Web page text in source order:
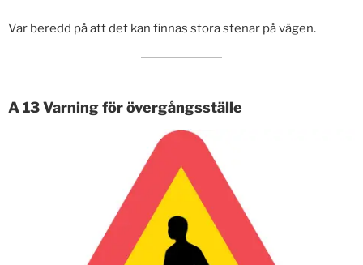
Var beredd på att det kan finnas stora stenar på vägen.
A 13 Varning för övergångsställe